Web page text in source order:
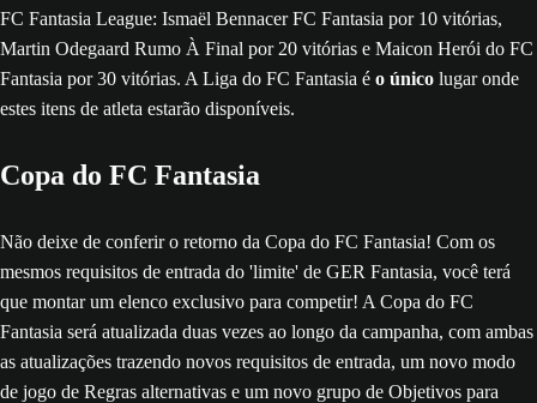
FC Fantasia League: Ismaël Bennacer FC Fantasia por 10 vitórias,
Martin Odegaard Rumo À Final por 20 vitórias e Maicon Herói do FC
Fantasia por 30 vitórias. A Liga do FC Fantasia é o único lugar onde
estes itens de atleta estarão disponíveis.
Copa do FC Fantasia
Não deixe de conferir o retorno da Copa do FC Fantasia! Com os
mesmos requisitos de entrada do 'limite' de GER Fantasia, você terá
que montar um elenco exclusivo para competir! A Copa do FC
Fantasia será atualizada duas vezes ao longo da campanha, com ambas
as atualizações trazendo novos requisitos de entrada, um novo modo
de jogo de Regras alternativas e um novo grupo de Objetivos para